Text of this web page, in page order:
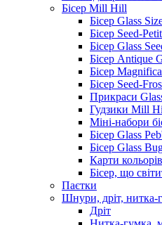
Бісер Mill Hill
Бісер Glass
Бісер Seed-
Бісер Glass
Бісер Antique
Бісер
Бісер Seed-
Прикраси
Гудзики Mill
Міні-набори
Бісер Glass
Бісер Glass
Карти
Бісер, що
Паєтки
Шнури, дріт, нитка-
Дріт